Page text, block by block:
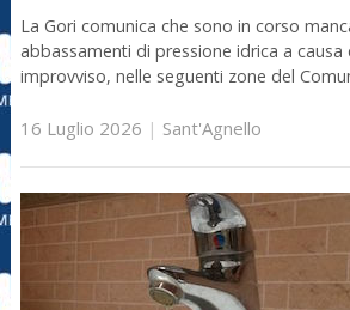
La Gori comunica che sono in corso
abbassamenti di pressione idrica a causa
improvviso, nelle seguenti zone del
16 Luglio 2026 | Sant'Agnello